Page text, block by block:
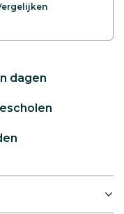
dagen